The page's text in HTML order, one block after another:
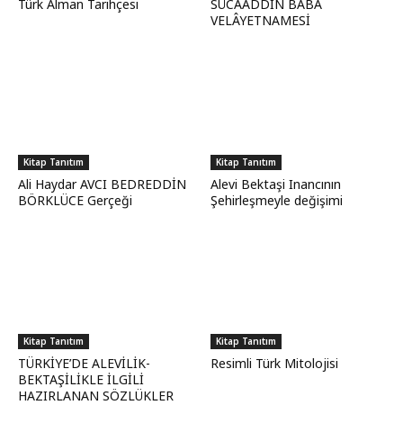
Türk Alman Tarihçesi
SÜCAADDİN BABA
VELÂYETNAMESİ
Kitap Tanıtım
Ali Haydar AVCI BEDREDDİN
BÖRKLÜCE Gerçeği
Kitap Tanıtım
Alevi Bektaşi Inancının
Şehirleşmeyle değişimi
Kitap Tanıtım
TÜRKİYE’DE ALEVİLİK-
BEKTAŞİLİKLE İLGİLİ
HAZIRLANAN SÖZLÜKLER
Kitap Tanıtım
Resimli Türk Mitolojisi